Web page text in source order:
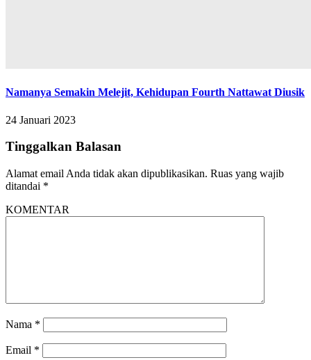
Namanya Semakin Melejit, Kehidupan Fourth Nattawat Diusik
24 Januari 2023
Tinggalkan Balasan
Alamat email Anda tidak akan dipublikasikan. Ruas yang wajib
ditandai *
KOMENTAR
Nama *
Email *